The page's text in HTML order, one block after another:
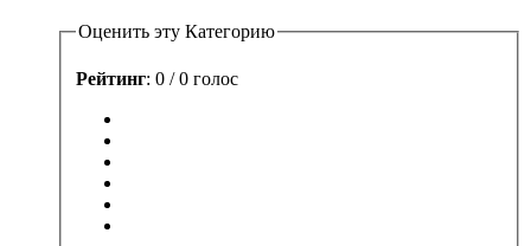
Оценить эту Категорию
Рейтинг: 0 / 0 голос